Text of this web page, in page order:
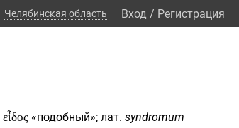
Челябинская область Вход / Регистрация
εἶδος «подобный»; лат. syndromum